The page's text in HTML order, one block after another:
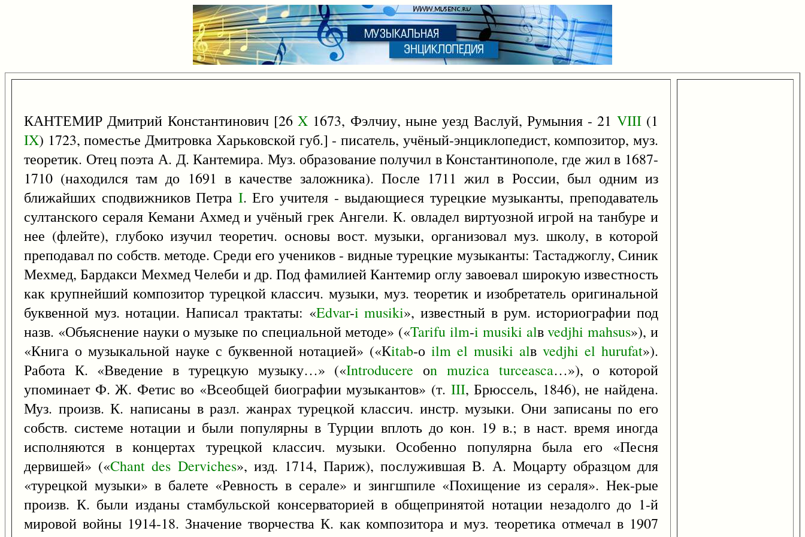
КАНТЕМИР Дмитрий Константинович [26X 1673, Фэлчиу, ныне уезд Васлуй, Румыния - 21 VIII(1
IX) 1723, поместье Дмитровка Харьковской губ.] - писатель, учёный-энциклопедист, композитор, муз.
теоретик. Отец поэта А. Д. Кантемира. Муз. образование получил в Константинополе, где жил в 1687-
1710 (находился там до 1691 в качестве заложника). После 1711 жил в России, был одним из
ближайших сподвижников Петра I. Его учителя - выдающиеся турецкие музыканты, преподаватель
султанского сераля Кемани Ахмед и учёный грек Ангели. К. овладел виртуозной игрой на танбуре и
нее (флейте), глубоко изучил теоретич. основы вост. музыки, организовал муз. школу, в которой
преподавал по собств. методе. Среди его учеников - видные турецкие музыканты: Тастаджоглу, Синик
Мехмед, Бардакси Мехмед Челеби и др. Под фамилией Кантемир оглу завоевал широкую известность
как крупнейший композитор турецкой классич. музыки, муз. теоретик и изобретатель оригинальной
буквенной муз. нотации. Написал трактаты: «Edvar-i musiki», известный в рум. историографии под
назв. «Объяснение науки о музыке по специальной методе» («Tarifu ilm-i musiki alвvedjhi mahsus»), и
«Книга о музыкальной науке с буквенной нотацией» («Кitab-о ilm el musiki alв vedjhi el hurufat»).
Работа К. «Введение в турецкую музыку…» («Introducere оn muzica turceasca…»), о которой
упоминает Ф. Ж. Фетис во «Всеобщей биографии музыкантов» (т. III, Брюссель, 1846), не найдена.
Муз. произв. К. написаны в разл. жанрах турецкой классич. инстр. музыки. Они записаны по его
собств. системе нотации и были популярны в Турции вплоть до кон. 19 в.; в наст. время иногда
исполняются в концертах турецкой классич. музыки. Особенно популярна была его «Песня
дервишей» («Chant des Derviches», изд. 1714, Париж), послужившая В. А. Моцарту образцом для
«турецкой музыки» в балете «Ревность в серале» и зингшпиле «Похищение из сераля». Нек-рые
произв. К. были изданы стамбульской консерваторией в общепринятой нотации незадолго до 1-й
мировой войны 1914-18. Значение творчества К. как композитора и муз. теоретика отмечал в 1907